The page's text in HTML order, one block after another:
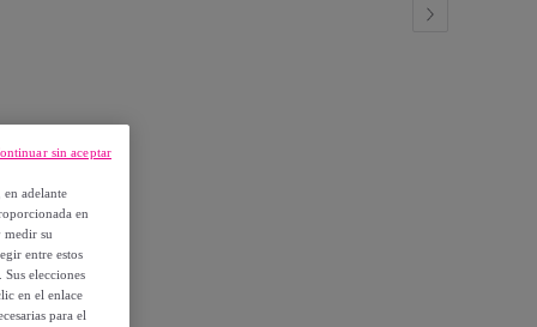
adelante
en
medir su
entre estos
elecciones
en el enlace
para el
sin aceptar